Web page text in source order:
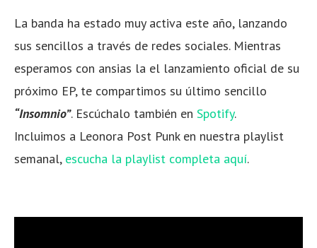
La banda ha estado muy activa este año, lanzando
sus sencillos a través de redes sociales. Mientras
esperamos con ansias la el lanzamiento oficial de su
próximo EP, te compartimos su último sencillo
“Insomnio”. Escúchalo también en Spotify.
Incluimos a Leonora Post Punk en nuestra playlist
semanal, escucha la playlist completa aquí.